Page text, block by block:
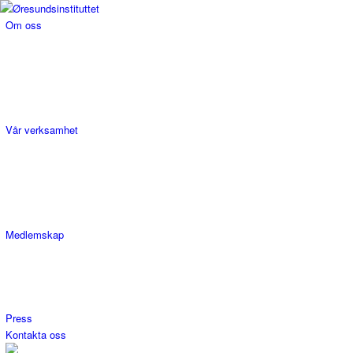
Om oss
Vår verksamhet
Medlemskap
Press
Kontakta oss